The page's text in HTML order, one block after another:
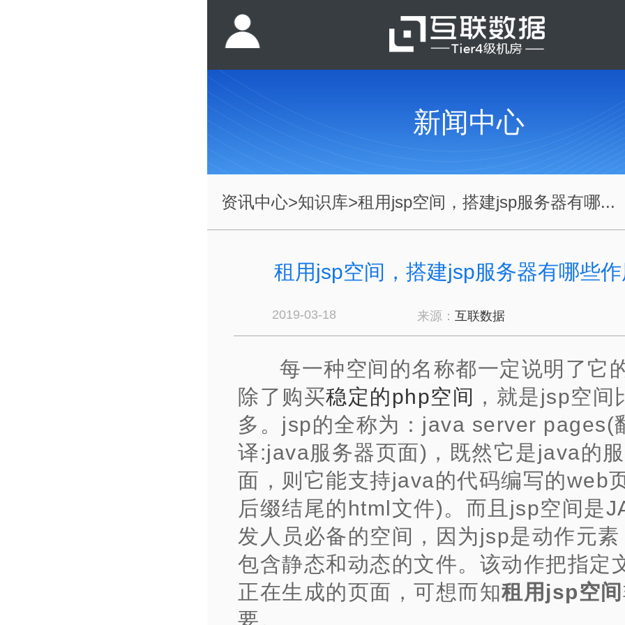
新闻中心
资讯中心>知识库>租用jsp空间，搭建jsp服务器有哪...
租用jsp空间，搭建jsp服务器有哪些
2019-03-18 来源： 互联数据
每一种空间的名称都一定说明了它
除了购买稳定的php空间 ，就是jsp空间
多。jsp的全称为：java server pages(
译:java服务器页面)，既然它是java的
面，则它能支持java的代码编写的web
后缀结尾的html文件)。而且jsp空间是
发人员必备的空间，因为jsp是动作元
包含静态和动态的文件。该动作把指定
正在生成的页面，可想而知租用jsp空间
要。